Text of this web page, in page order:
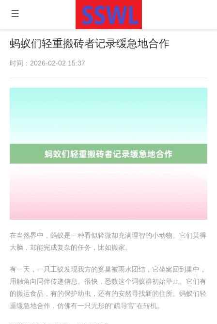
蚂蚁们轻重搬砖者记录缓急地合作
时间：2026-02-02 15:37
在当然界中，蚂蚁是一种看似轻微却充满理智的小动物。它们莫得
大脑，却能完成复杂的任务，比如搬家。
有一天，一只工蚁发现我方的窠巢被雨水团结，它坐窝回到巢中，
用触角向同伴传递信息。很快，悉数这个词蚁群初始举止。它们有
的搬运食品，有的保护幼虫，还有的安然寻找新的住所。蚂蚁们轻
重缓急地合作，仿佛有一只无形的“疏导官”在转机。